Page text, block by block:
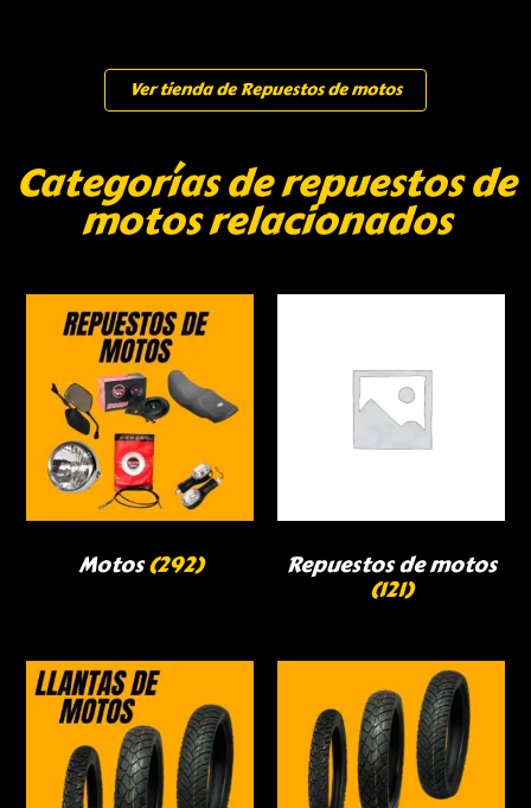
Ver tienda de Repuestos de motos
Categorías de repuestos de
motos relacionados
Motos(292) Repuestos de motos
(121)